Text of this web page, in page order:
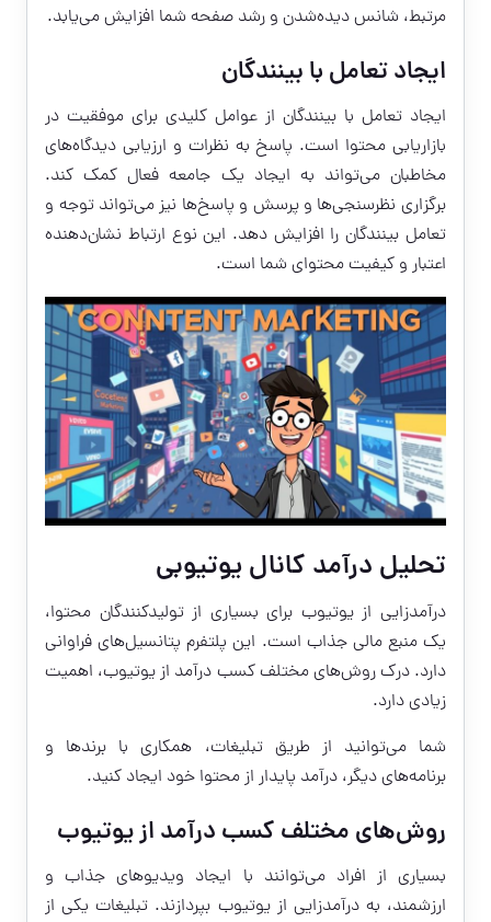
مرتبط، شانس دیده‌شدن و رشد صفحه شما افزایش می‌یابد.
ایجاد تعامل با بینندگان
ایجاد تعامل با بینندگان از عوامل کلیدی برای موفقیت در
بازاریابی محتوا است. پاسخ به نظرات و ارزیابی دیدگاه‌های
مخاطبان می‌تواند به ایجاد یک جامعه فعال کمک کند.
برگزاری نظرسنجی‌ها و پرسش و پاسخ‌ها نیز می‌تواند توجه و
تعامل بینندگان را افزایش دهد. این نوع ارتباط نشان‌دهنده
اعتبار و کیفیت محتوای شما است.
تحلیل درآمد کانال یوتیوبی
درآمدزایی از یوتیوب برای بسیاری از تولیدکنندگان محتوا،
یک منبع مالی جذاب است. این پلتفرم پتانسیل‌های فراوانی
دارد. درک روش‌های مختلف کسب درآمد از یوتیوب، اهمیت
زیادی دارد.
شما می‌توانید از طریق تبلیغات، همکاری با برندها و
برنامه‌های دیگر، درآمد پایدار از محتوا خود ایجاد کنید.
روش‌های مختلف کسب درآمد از یوتیوب
بسیاری از افراد می‌توانند با ایجاد ویدیوهای جذاب و
ارزشمند، به درآمدزایی از یوتیوب بپردازند. تبلیغات یکی از